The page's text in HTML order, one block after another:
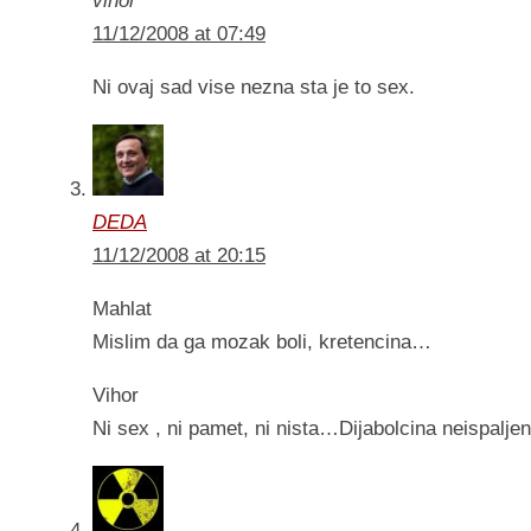
11/12/2008 at 07:49
Ni ovaj sad vise nezna sta je to sex.
DEDA
11/12/2008 at 20:15
Mahlat
Mislim da ga mozak boli, kretencina…
Vihor
Ni sex , ni pamet, ni nista…Dijabolcina